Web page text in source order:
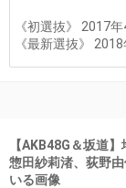
《初選抜》 2017
《最新選抜》
【AKB48G＆坂道
惣田紗莉渚、荻野
いる画像